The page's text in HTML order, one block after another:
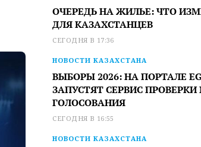
ОЧЕРЕДЬ НА ЖИЛЬЕ: ЧТО
ДЛЯ КАЗАХСТАНЦЕВ
СЕГОДНЯ В 17:36
НОВОСТИ КАЗАХСТАНА
ВЫБОРЫ 2026: НА ПОРТАЛЕ
ЗАПУСТЯТ СЕРВИС
ГОЛОСОВАНИЯ
СЕГОДНЯ В 16:55
НОВОСТИ КАЗАХСТАНА